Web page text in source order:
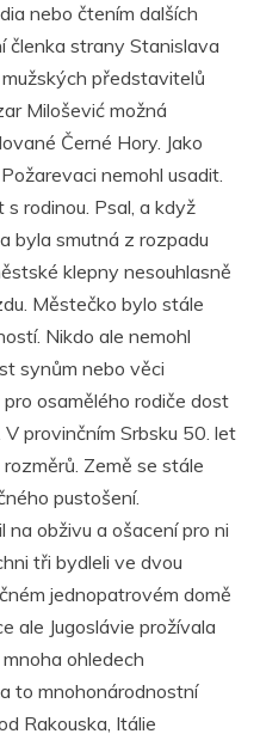
nebo čtením dalších
členka strany Stanislava
představitelů
Milošević možná
Černé Hory. Jako
nemohl usadit.
rodinou. Psal, a když
byla smutná z rozpadu
klepny nesouhlasně
Městečko bylo stále
Nikdo ale nemohl
synům nebo věci
osamělého rodiče dost
provinčním Srbsku 50. let
Země se stále
pustošení.
obživu a ošacení pro ni
tři bydleli ve dvou
jednopatrovém domě
ale Jugoslávie prožívala
ohledech
to mnohonárodnostní
Rakouska, Itálie